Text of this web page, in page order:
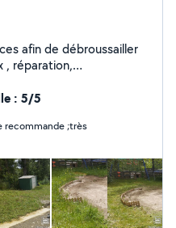
afin de débroussailler
: 5/5
recommande ;très